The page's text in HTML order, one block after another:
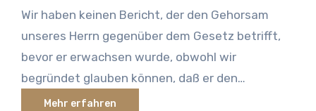
Paulus erklärt, daß unser Herr unter dem Gesetz
geboren wurde; nicht nur unter den Zehn
Geboten, sondern unter dem Gesetzesbund. –
Galater 4:4 Der Apostel zeigt anderswo, daß
dieser Gesetzesbund jene Hinzufügung zum
Wir haben keinen Bericht, der den Gehorsam
unseres Herrn gegenüber dem Gesetz betrifft,
bevor er erwachsen wurde, obwohl wir
begründet glauben können, daß er den
Gesetzesbund hielt. Die Zeit seiner besonderen
Mehr erfahren